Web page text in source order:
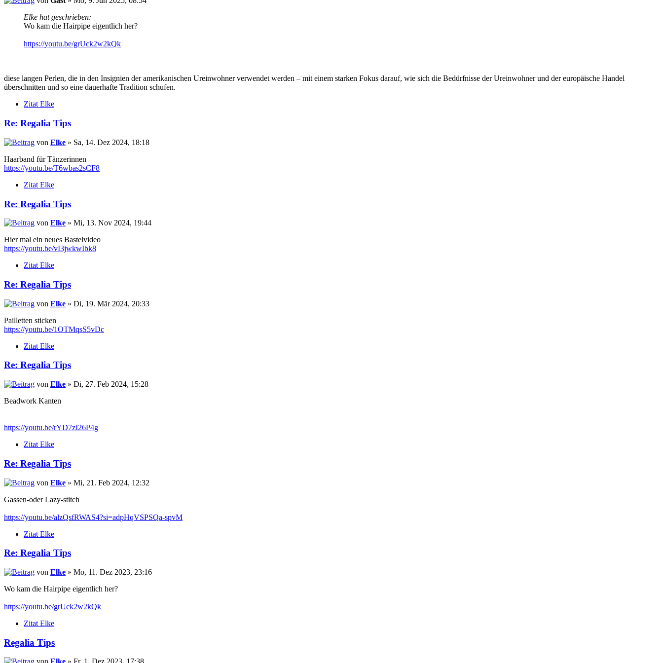
Elke hat geschrieben:
Wo kam die Hairpipe eigentlich her?
https://youtu.be/grUck2w2kQk
diese langen Perlen, die in den Insignien der amerikanischen Ureinwohner verwendet werden – mit einem starken Fokus darauf, wie sich die Bedürfnisse der Ureinwohner und der europäische Handel
überschnitten und so eine dauerhafte Tradition schufen.
Zitat Elke
Re: Regalia Tips
von Elke » Sa, 14. Dez 2024, 18:18
Haarband für Tänzerinnen
https://youtu.be/T6wbas2sCF8
Zitat Elke
Re: Regalia Tips
von Elke » Mi, 13. Nov 2024, 19:44
Hier mal ein neues Bastelvideo
https://youtu.be/vI3jwkwIbk8
Zitat Elke
Re: Regalia Tips
von Elke » Di, 19. Mär 2024, 20:33
Pailletten sticken
https://youtu.be/1OTMqsS5vDc
Zitat Elke
Re: Regalia Tips
von Elke » Di, 27. Feb 2024, 15:28
Beadwork Kanten
https://youtu.be/rYD7zI26P4g
Zitat Elke
Re: Regalia Tips
von Elke » Mi, 21. Feb 2024, 12:32
Gassen-oder Lazy-stitch
https://youtu.be/alzQsfRWAS4?si=adpHqVSPSQa-spvM
Zitat Elke
Re: Regalia Tips
von Elke » Mo, 11. Dez 2023, 23:16
Wo kam die Hairpipe eigentlich her?
https://youtu.be/grUck2w2kQk
Zitat Elke
Regalia Tips